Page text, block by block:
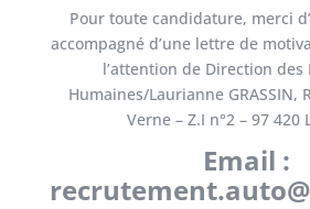
Pour toute candidature, merci
accompagné d’une lettre de
l’attention de Direction des
Humaines/Laurianne GRASSIN,
Verne – Z.I n°2 – 97 420
Email :